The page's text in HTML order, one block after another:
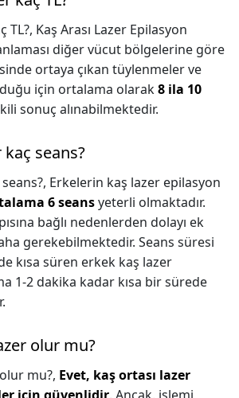
TL?, Kaş Arası Lazer Epilasyon
diğer vücut bölgelerine göre
ortaya çıkan tüylenmeler ve
için ortalama olarak8 ila 10
sonuç alınabilmektedir.
kaç seans?
Erkelerin kaş lazer epilasyon
6 seansyeterli olmaktadır.
bağlı nedenlerden dolayı ek
gerekebilmektedir. Seans süresi
kısa süren erkek kaş lazer
1-2 dakika kadar kısa bir sürede
olur mu?
mu?, Evet, kaş ortası lazer